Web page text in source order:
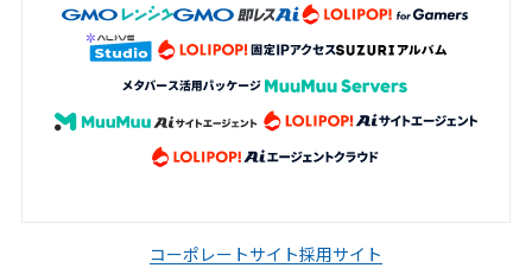
コーポレートサイト採用サイト